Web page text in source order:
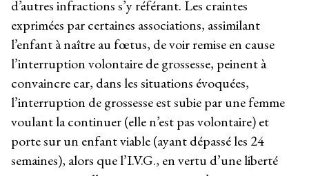
d’autres infractions s’y référant. Les craintes
exprimées par certaines associations, assimilant
l’enfant à naître au fœtus, de voir remise en cause
l’interruption volontaire de grossesse, peinent à
convaincre car, dans les situations évoquées,
l’interruption de grossesse est subie par une femme
voulant la continuer (elle n’est pas volontaire) et
porte sur un enfant viable (ayant dépassé les 24
semaines), alors que l’I.V.G., en vertu d’une liberté